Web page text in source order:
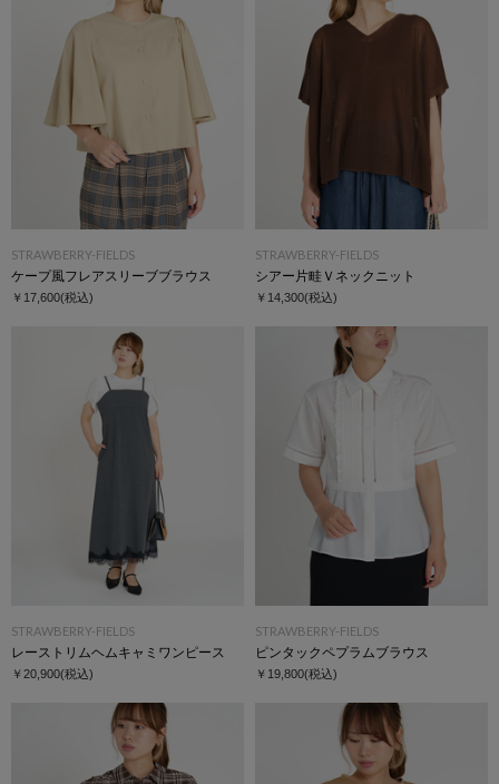
STRAWBERRY-FIELDS
ケープ風フレアスリーブブラウス
￥17,600(税込)
STRAWBERRY-FIELDS
シアー片畦Ｖネックニット
￥14,300(税込)
STRAWBERRY-FIELDS
レーストリムヘムキャミワンピース
￥20,900(税込)
STRAWBERRY-FIELDS
ピンタックペプラムブラウス
￥19,800(税込)